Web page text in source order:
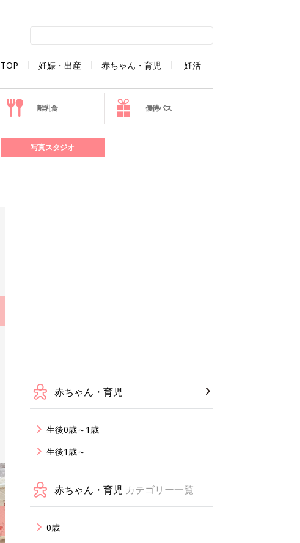
TOP 妊娠・出産 赤ちゃん・育児 妊活
離乳食 優待パス
写真スタジオ
赤ちゃん・育児
生後0歳～1歳
生後1歳～
赤ちゃん・育児 カテゴリー一覧
0歳